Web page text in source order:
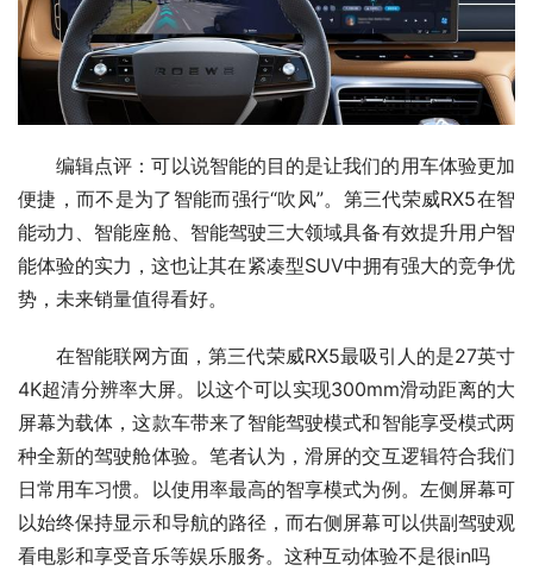
编辑点评：可以说智能的目的是让我们的用车体验更加
便捷，而不是为了智能而强行“吹风”。第三代荣威RX5在智
能动力、智能座舱、智能驾驶三大领域具备有效提升用户智
能体验的实力，这也让其在紧凑型SUV中拥有强大的竞争优
势，未来销量值得看好。
在智能联网方面，第三代荣威RX5最吸引人的是27英寸
4K超清分辨率大屏。以这个可以实现300mm滑动距离的大
屏幕为载体，这款车带来了智能驾驶模式和智能享受模式两
种全新的驾驶舱体验。笔者认为，滑屏的交互逻辑符合我们
日常用车习惯。以使用率最高的智享模式为例。左侧屏幕可
以始终保持显示和导航的路径，而右侧屏幕可以供副驾驶观
看电影和享受音乐等娱乐服务。这种互动体验不是很in吗